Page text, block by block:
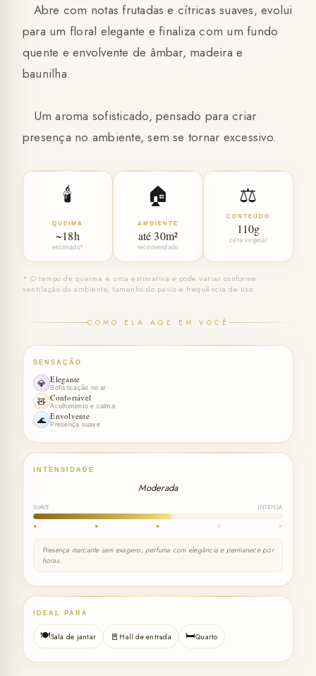
Abre com notas frutadas e cítricas suaves, evolui
para um floral elegante e finaliza com um fundo
quente e envolvente de âmbar, madeira e
baunilha.
Um aroma sofisticado, pensado para criar
presença no ambiente, sem se tornar excessivo.
🕯️
QUEIMA
~18h
estimado*
🏠
AMBIENTE
até 30m²
recomendado
⚖️
CONTEÚDO
110g
cera vegetal
* O tempo de queima é uma estimativa e pode variar conforme
ventilação do ambiente, tamanho do pavio e frequência de uso.
COMO ELA AGE EM VOCÊ
SENSAÇÃO
💎 Elegante
Sofisticação no ar
🧸 Confortável
Acolhimento e calma
🌊 Envolvente
Presença suave
INTENSIDADE
Moderada
SUAVE INTENSA
● ● ● ● ●
Presença marcante sem exagero, perfuma com elegância e permanece por
horas.
IDEAL PARA
🍽️Sala de jantar 🚪 Hall de entrada 🛏️Quarto